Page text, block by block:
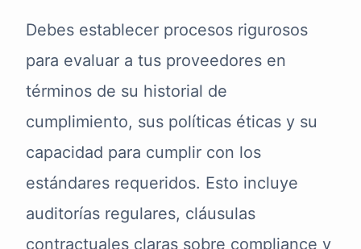
Debes establecer procesos rigurosos
para evaluar a tus proveedores en
términos de su historial de
cumplimiento, sus políticas éticas y su
capacidad para cumplir con los
estándares requeridos. Esto incluye
auditorías regulares, cláusulas
contractuales claras sobre compliance y